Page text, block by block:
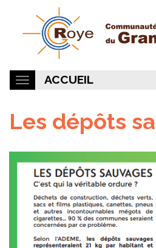
ACCUEIL
Les dépôts